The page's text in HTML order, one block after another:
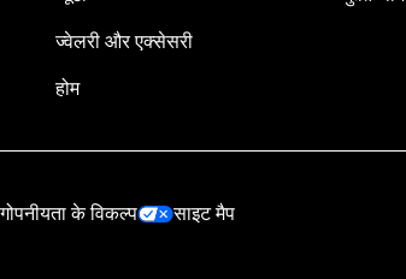
ज्वेलरी और एक्सेसरी
होम
के विकल्प साइट मैप